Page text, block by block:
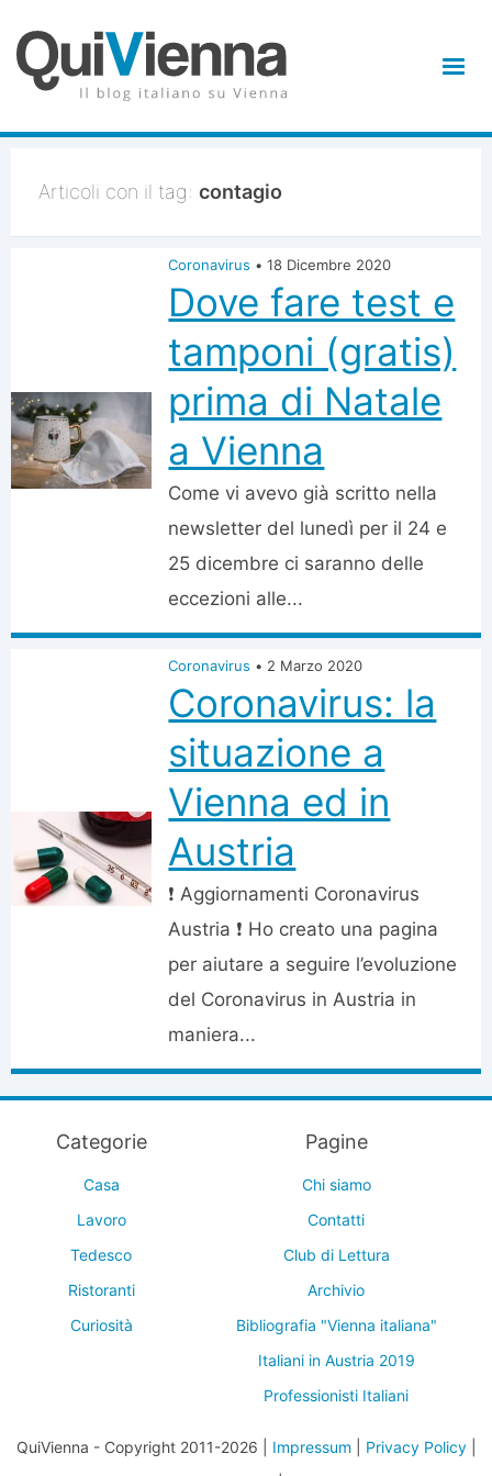
Articoli con il tag: contagio
Coronavirus • 18 Dicembre 2020
Dove fare test e
tamponi (gratis)
prima di Natale
a Vienna
Come vi avevo già scritto nella
newsletter del lunedì per il 24 e
25 dicembre ci saranno delle
eccezioni alle...
Coronavirus • 2 Marzo 2020
Coronavirus: la
situazione a
Vienna ed in
Austria
❗️ Aggiornamenti Coronavirus
Austria ❗️ Ho creato una pagina
per aiutare a seguire l’evoluzione
del Coronavirus in Austria in
maniera...
Categorie
Casa
Lavoro
Tedesco
Ristoranti
Curiosità
Pagine
Chi siamo
Contatti
Club di Lettura
Archivio
Bibliografia "Vienna italiana"
Italiani in Austria 2019
Professionisti Italiani
QuiVienna - Copyright 2011-2026 | Impressum Privacy Policy|